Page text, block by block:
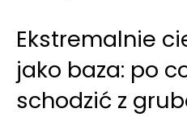
Ekstremalnie
jako baza: po
schodzić z